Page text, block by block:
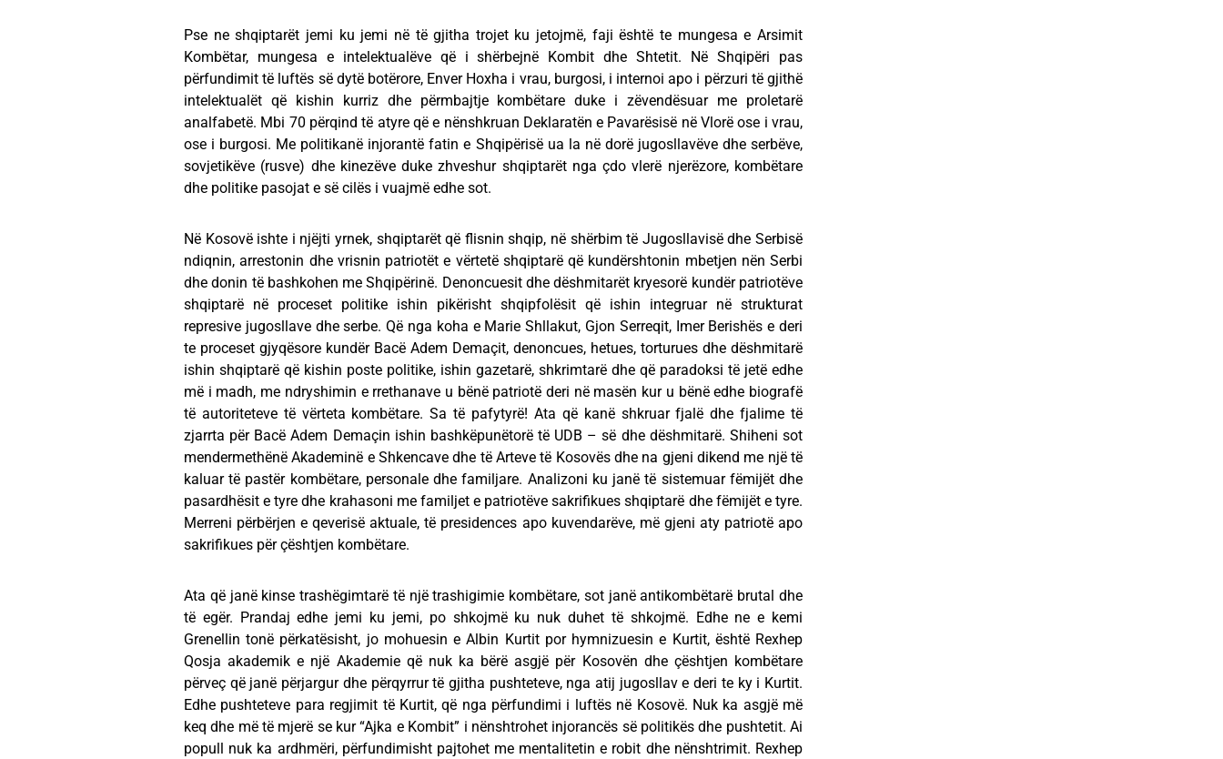
Pse ne shqiptarët jemi ku jemi në të gjitha trojet ku jetojmë, faji është te mungesa e Arsimit
Kombëtar, mungesa e intelektualëve që i shërbejnë Kombit dhe Shtetit. Në Shqipëri pas
përfundimit të luftës së dytë botërore, Enver Hoxha i vrau, burgosi, i internoi apo i përzuri të gjithë
intelektualët që kishin kurriz dhe përmbajtje kombëtare duke i zëvendësuar me proletarë
analfabetë. Mbi 70 përqind të atyre që e nënshkruan Deklaratën e Pavarësisë në Vlorë ose i vrau,
ose i burgosi. Me politikanë injorantë fatin e Shqipërisë ua la në dorë jugosllavëve dhe serbëve,
sovjetikëve (rusve) dhe kinezëve duke zhveshur shqiptarët nga çdo vlerë njerëzore, kombëtare
dhe politike pasojat e së cilës i vuajmë edhe sot.
Në Kosovë ishte i njëjti yrnek, shqiptarët që flisnin shqip, në shërbim të Jugosllavisë dhe Serbisë
ndiqnin, arrestonin dhe vrisnin patriotët e vërtetë shqiptarë që kundërshtonin mbetjen nën Serbi
dhe donin të bashkohen me Shqipërinë. Denoncuesit dhe dëshmitarët kryesorë kundër patriotëve
shqiptarë në proceset politike ishin pikërisht shqipfolësit që ishin integruar në strukturat
represive jugosllave dhe serbe. Që nga koha e Marie Shllakut, Gjon Serreqit, Imer Berishës e deri
te proceset gjyqësore kundër Bacë Adem Demaçit, denoncues, hetues, torturues dhe dëshmitarë
ishin shqiptarë që kishin poste politike, ishin gazetarë, shkrimtarë dhe që paradoksi të jetë edhe
më i madh, me ndryshimin e rrethanave u bënë patriotë deri në masën kur u bënë edhe biografë
të autoriteteve të vërteta kombëtare. Sa të pafytyrë! Ata që kanë shkruar fjalë dhe fjalime të
zjarrta për Bacë Adem Demaçin ishin bashkëpunëtorë të UDB – së dhe dëshmitarë. Shiheni sot
mendermethënë Akademinë e Shkencave dhe të Arteve të Kosovës dhe na gjeni dikend me një të
kaluar të pastër kombëtare, personale dhe familjare. Analizoni ku janë të sistemuar fëmijët dhe
pasardhësit e tyre dhe krahasoni me familjet e patriotëve sakrifikues shqiptarë dhe fëmijët e tyre.
Merreni përbërjen e qeverisë aktuale, të presidences apo kuvendarëve, më gjeni aty patriotë apo
sakrifikues për çështjen kombëtare.
Ata që janë kinse trashëgimtarë të një trashigimie kombëtare, sot janë antikombëtarë brutal dhe
të egër. Prandaj edhe jemi ku jemi, po shkojmë ku nuk duhet të shkojmë. Edhe ne e kemi
Grenellin tonë përkatësisht, jo mohuesin e Albin Kurtit por hymnizuesin e Kurtit, është Rexhep
Qosja akademik e një Akademie që nuk ka bërë asgjë për Kosovën dhe çështjen kombëtare
përveç që janë përjargur dhe përqyrrur të gjitha pushteteve, nga atij jugosllav e deri te ky i Kurtit.
Edhe pushteteve para regjimit të Kurtit, që nga përfundimi i luftës në Kosovë. Nuk ka asgjë më
keq dhe më të mjerë se kur “Ajka e Kombit” i nënshtrohet injorancës së politikës dhe pushtetit. Ai
popull nuk ka ardhmëri, përfundimisht pajtohet me mentalitetin e robit dhe nënshtrimit. Rexhep